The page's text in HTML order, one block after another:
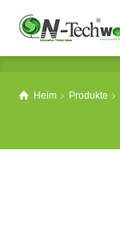
Heim Produkte